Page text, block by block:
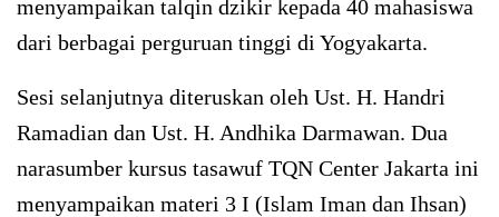
menyampaikan talqin dzikir kepada 40 mahasiswa
dari berbagai perguruan tinggi di Yogyakarta.
Sesi selanjutnya diteruskan oleh Ust. H. Handri
Ramadian dan Ust. H. Andhika Darmawan. Dua
narasumber kursus tasawuf TQN Center Jakarta ini
menyampaikan materi 3 I (Islam Iman dan Ihsan)